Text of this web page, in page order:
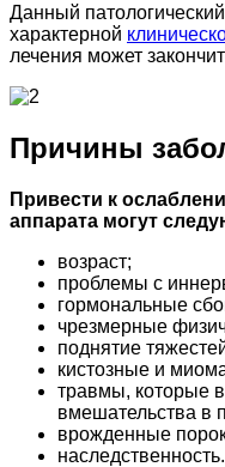
Данный
характерной
лечения может
Причины
Привести к
аппарата могут
возраст;
проблемы с
гормональные
чрезмерные
поднятие
кистозные и
травмы, которые
вмешательства в
врожденные
наследственность.